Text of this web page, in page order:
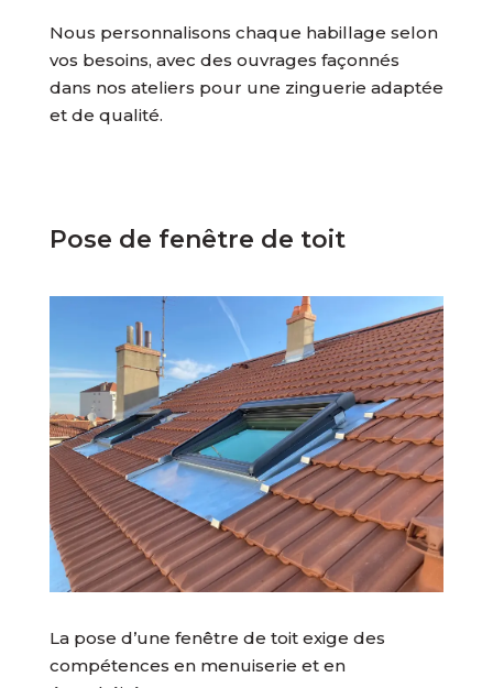
Nous personnalisons chaque habillage selon
vos besoins, avec des ouvrages façonnés
dans nos ateliers pour une zinguerie adaptée
et de qualité.
Pose de fenêtre de toit
La pose d’une fenêtre de toit exige des
compétences en menuiserie et en